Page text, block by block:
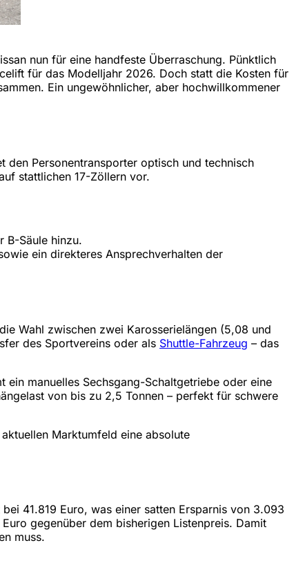
nun für eine handfeste Überraschung. Pünktlich
für das Modelljahr 2026. Doch statt die Kosten für
Ein ungewöhnlicher, aber hochwillkommener
den Personentransporter optisch und technisch
stattlichen 17-Zöllern vor.
B-Säule hinzu.
ein direkteres Ansprechverhalten der
Wahl zwischen zwei Karosserielängen (5,08 und
des Sportvereins oder als Shuttle-Fahrzeug – das
ein manuelles Sechsgang-Schaltgetriebe oder eine
von bis zu 2,5 Tonnen – perfekt für schwere
Marktumfeld eine absolute
41.819 Euro, was einer satten Ersparnis von 3.093
gegenüber dem bisherigen Listenpreis. Damit
muss.